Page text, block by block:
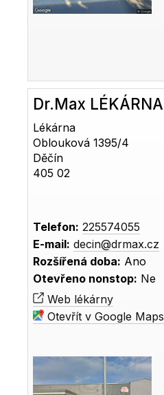
Dr.Max LÉKÁRNA
Lékárna
Oblouková 1395/4
Děčín
405 02
Telefon: 225574055
E-mail: decin@drmax.cz
Rozšířená doba: Ano
Otevřeno nonstop: Ne
Web lékárny
Otevřít v Google Maps